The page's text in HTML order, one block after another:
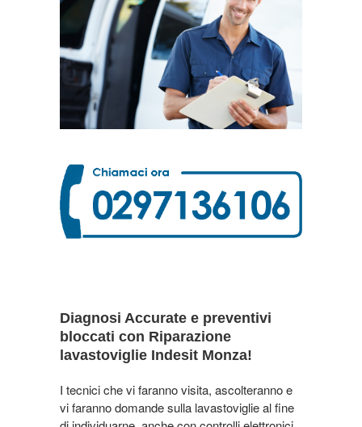
Diagnosi Accurate e preventivi
bloccati con Riparazione
lavastoviglie Indesit Monza!
I tecnici che vi faranno visita, ascolteranno e
vi faranno domande sulla lavastoviglie al fine